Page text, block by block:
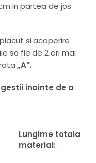
in partea de jos
si acoperire
sa fie de 2 ori mai
„A”.
inainte de a
Lungime totala
material: